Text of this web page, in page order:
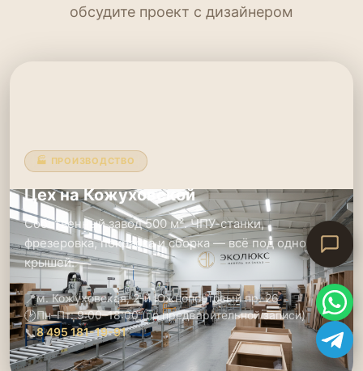
обсудите проект с дизайнером
🏭 ПРОИЗВОДСТВО
Цех на Кожуховской
Собственный завод 500 м². ЧПУ-станки,
фрезеровка, покраска и сборка — всё под одной
крышей.
📍м. Кожуховская, 2-й Южнопортовый пр. 26
🕑Пн–Пт: 9:00–18:00 (по предварительной записи)
📞8 495 181-19-91